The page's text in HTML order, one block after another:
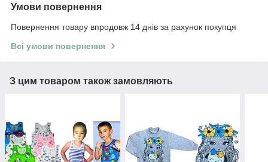
Умови повернення
Повернення товару впродовж 14 днів за рахунок покупця
Всі умови повернення
З цим товаром також замовляють